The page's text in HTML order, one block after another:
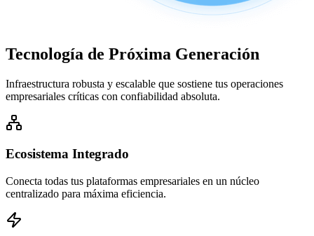
Tecnología de Próxima Generación
Infraestructura robusta y escalable que sostiene tus operaciones
empresariales críticas con confiabilidad absoluta.
Ecosistema Integrado
Conecta todas tus plataformas empresariales en un núcleo
centralizado para máxima eficiencia.